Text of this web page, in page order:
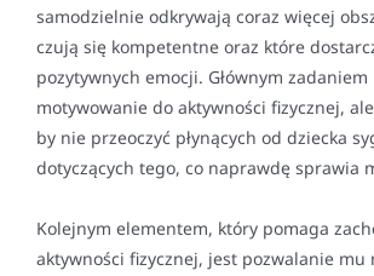
samodzielnie odkrywają coraz więcej
czują się kompetentne oraz które
pozytywnych emocji. Głównym
motywowanie do aktywności fizycznej,
by nie przeoczyć płynących od dziecka
dotyczących tego, co naprawdę sprawia
Kolejnym elementem, który pomaga
aktywności fizycznej, jest pozwalanie mu